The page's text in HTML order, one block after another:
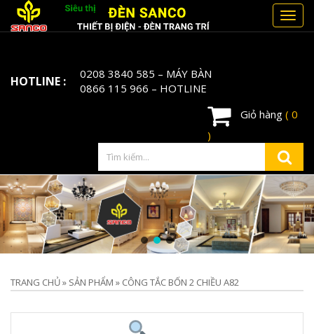
HOTLINE : 0208 3840 585 – MÁY BÀN
0866 115 966 – HOTLINE
Giỏ hàng ( 0
)
TRANG CHỦ» SẢN PHẨM » CÔNG TẮC BỐN 2 CHIỀU A82